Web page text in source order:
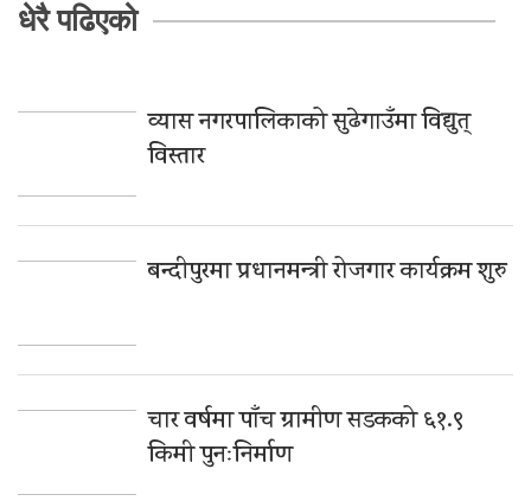
धेरै पढिएको
व्यास नगरपालिकाको सुढेगाउँमा विद्युत्
विस्तार
बन्दीपुरमा प्रधानमन्त्री रोजगार कार्यक्रम शुरु
चार वर्षमा पाँच ग्रामीण सडकको ६१.९
किमी पुनःनिर्माण